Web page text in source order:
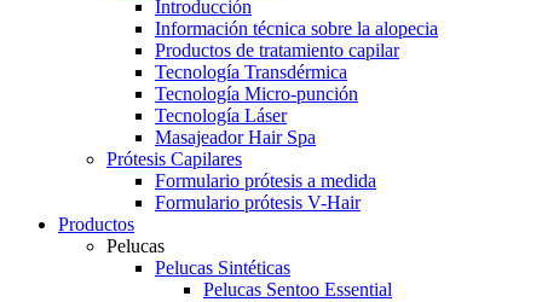
Introducción
Información técnica sobre la alopecia
Productos de tratamiento capilar
Tecnología Transdérmica
Tecnología Micro-punción
Tecnología Láser
Masajeador Hair Spa
Prótesis Capilares
Formulario prótesis a medida
Formulario prótesis V-Hair
Productos
Pelucas
Pelucas Sintéticas
Pelucas Sentoo Essential